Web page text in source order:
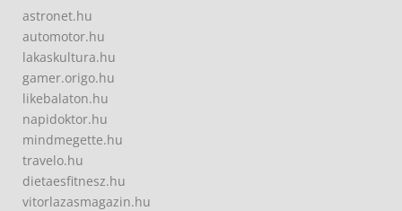
astronet.hu
automotor.hu
lakaskultura.hu
gamer.origo.hu
likebalaton.hu
napidoktor.hu
mindmegette.hu
travelo.hu
dietaesfitnesz.hu
vitorlazasmagazin.hu